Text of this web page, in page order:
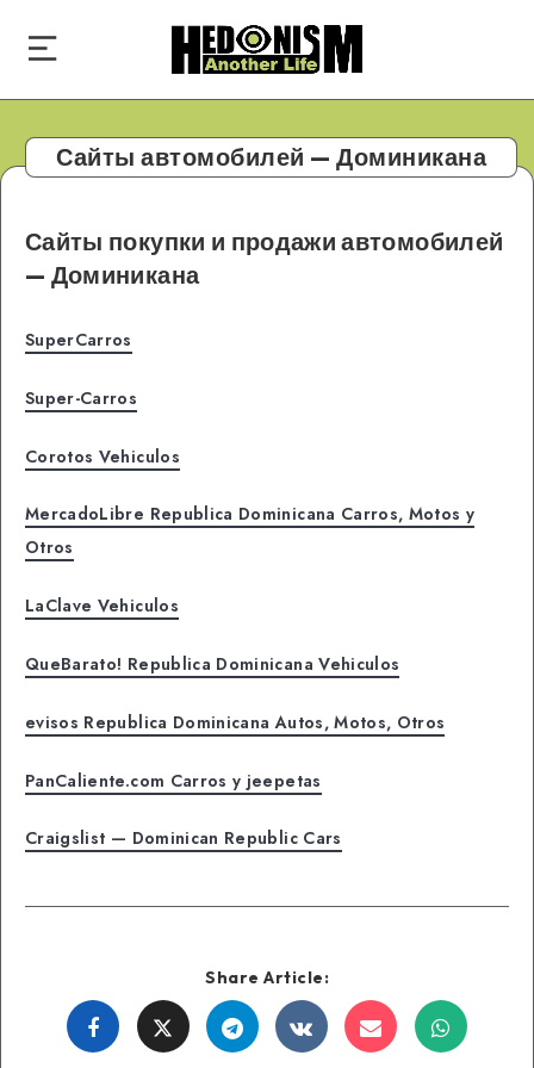
Сайты автомобилей — Доминикана
Сайты покупки и продажи автомобилей
— Доминикана
SuperCarros
Super-Carros
Corotos Vehiculos
MercadoLibre Republica Dominicana Carros, Motos y
Otros
LaClave Vehiculos
QueBarato! Republica Dominicana Vehiculos
evisos Republica Dominicana Autos, Motos, Otros
PanCaliente.com Carros y jeepetas
Craigslist — Dominican Republic Cars
Share Article:
Share
Share Share Share Share Share